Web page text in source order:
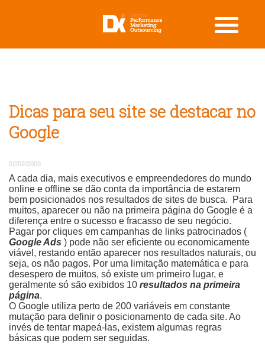
Dicas para seu site se destacar no
Google
02/02/2009
A cada dia, mais executivos e empreendedores do mundo
online e offline se dão conta da importância de estarem
bem posicionados nos resultados de sites de busca. Para
muitos, aparecer ou não na primeira página do Google é a
diferença entre o sucesso e fracasso de seu negócio.
Pagar por cliques em campanhas de links patrocinados (
Google Ads ) pode não ser eficiente ou economicamente
viável, restando então aparecer nos resultados naturais, ou
seja, os não pagos. Por uma limitação matemática e para
desespero de muitos, só existe um primeiro lugar, e
geralmente só são exibidos 10 resultados na primeira
página.
O Google utiliza perto de 200 variáveis em constante
mutação para definir o posicionamento de cada site. Ao
invés de tentar mapeá-las, existem algumas regras
básicas que podem ser seguidas.